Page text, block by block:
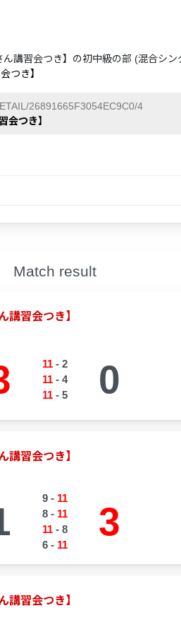
講習会つき】の初中級の部 (混合シン
つき】
26891665F3054EC9C0/4
会つき】
Match result
講習会つき】
11- 2
11- 4
11- 5 0
講習会つき】
9- 11
8- 11
11- 8
6- 11
3
講習会つき】